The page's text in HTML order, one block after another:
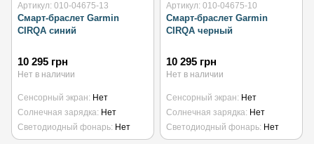
Артикул: 010-04675-13
Смарт-браслет Garmin
CIRQA синий
10 295 грн
Нет в наличии
Сенсорный экран Нет
Солнечная зарядка Нет
Светодиодный фонарь Нет
Артикул: 010-04675-10
Смарт-браслет Garmin
CIRQA черный
10 295 грн
Нет в наличии
Сенсорный экран Нет
Солнечная зарядка Нет
Светодиодный фонарь Нет